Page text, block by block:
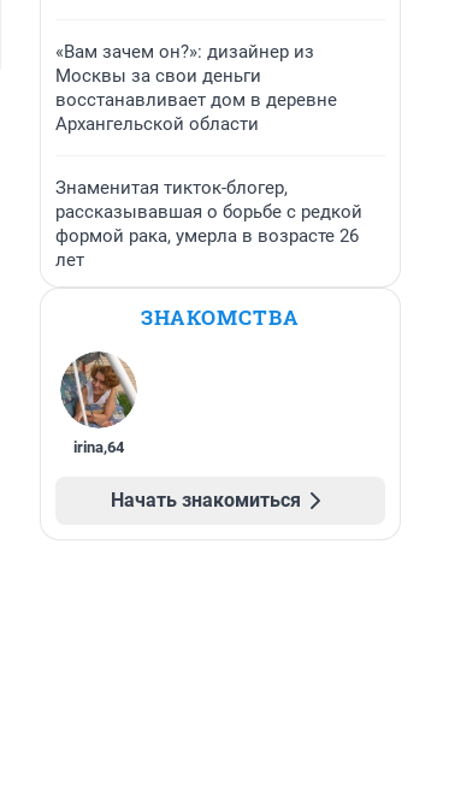
«Вам зачем он?»: дизайнер из
Москвы за свои деньги
восстанавливает дом в деревне
Архангельской области
Знаменитая тикток-блогер,
рассказывавшая о борьбе с редкой
формой рака, умерла в возрасте 26
лет
ЗНАКОМСТВА
irina,64
Начать знакомиться